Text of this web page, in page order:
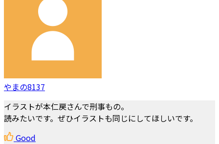
やまの8137
イラストが本仁戻さんで刑事もの。
読みたいです。ぜひイラストも同じにしてほしいです。
Good